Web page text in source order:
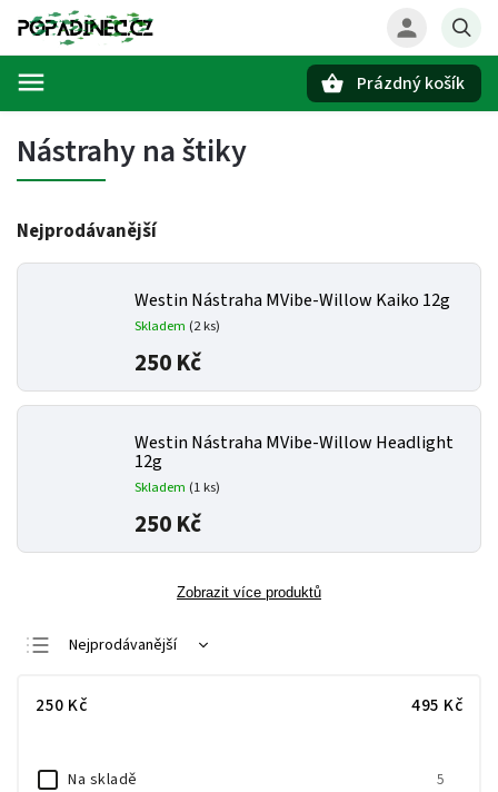
Prázdný košík
Nástrahy na štiky
Nejprodávanější
Westin Nástraha MVibe-Willow Kaiko 12g
Skladem (2 ks)
250 Kč
Westin Nástraha MVibe-Willow Headlight
12g
Skladem (1 ks)
250 Kč
Zobrazit více produktů
Nejprodávanější
Nejdražší
250 Kč 495 Kč
Na skladě 5